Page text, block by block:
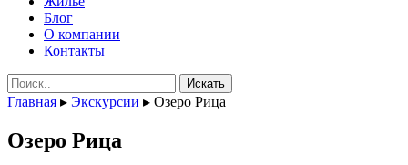
Блог
О компании
Контакты
Поиск:
Главная ▸ Экскурсии ▸ Озеро Рица
Озеро Рица